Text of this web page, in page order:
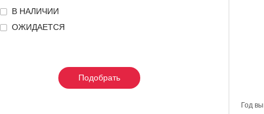
В НАЛИЧИИ
ОЖИДАЕТСЯ
Подобрать
Подобрать
Подобрать
Год